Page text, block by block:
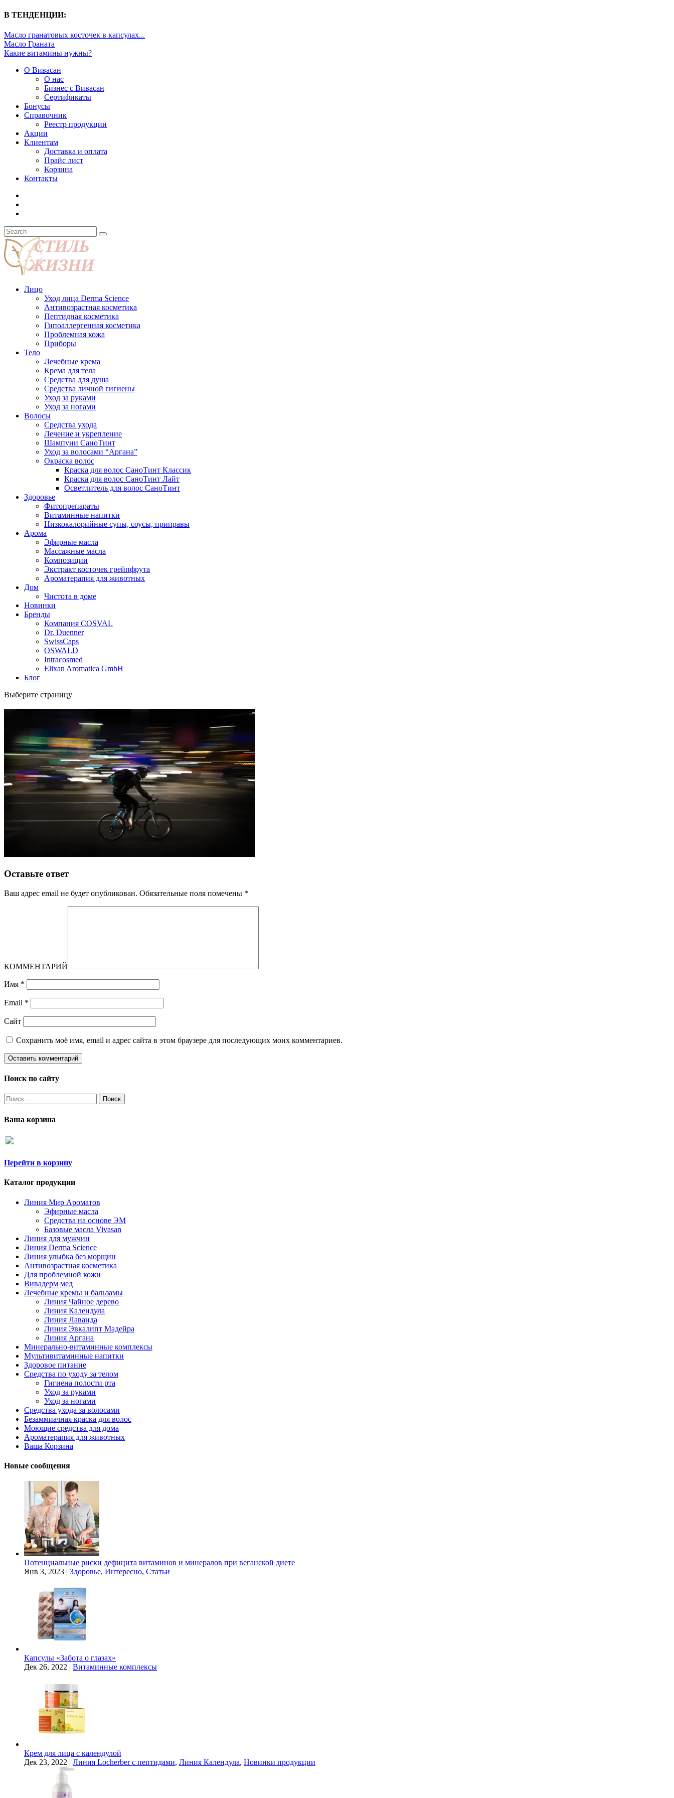
В ТЕНДЕНЦИИ:
Масло гранатовых косточек в капсулах...
Масло Граната
Какие витамины нужны?
О Вивасан
О нас
Бизнес с Вивасан
Сертификаты
Бонусы
Справочник
Реестр продукции
Акции
Клиентам
Доставка и оплата
Прайс лист
Корзина
Контакты
Лицо
Уход лица Derma Science
Антивозрастная косметика
Пептидная косметика
Гипоаллергенная косметика
Проблемная кожа
Приборы
Тело
Лечебные крема
Крема для тела
Средства для душа
Средства личной гигиены
Уход за руками
Уход за ногами
Волосы
Средства ухода
Лечение и укрепление
Шампуни СаноТинт
Уход за волосами “Аргана”
Окраска волос
Краска для волос СаноТинт Классик
Краска для волос СаноТинт Лайт
Осветлитель для волос СаноТинт
Здоровье
Фитопрепараты
Витаминные напитки
Низкокалорийные супы, соусы, приправы
Арома
Эфирные масла
Массажные масла
Композиции
Экстракт косточек грейпфрута
Ароматерапия для животных
Дом
Чистота в доме
Новинки
Бренды
Компания COSVAL
Dr. Duenner
SwissCaps
OSWALD
Intracosmed
Elixan Aromatica GmbH
Блог
Выберите страницу
Оставьте ответ
Ваш адрес email не будет опубликован. Обязательные поля помечены *
КОММЕНТАРИЙ
Имя *
Email *
Сайт
Сохранить моё имя, email и адрес сайта в этом браузере для последующих моих комментариев.
Поиск по сайту
Найти:
Ваша корзина
Перейти в корзину
Каталог продукции
Линия Мир Ароматов
Эфирные масла
Средства на основе ЭМ
Базовые масла Vivasan
Линия для мужчин
Линия Derma Science
Линия улыбка без морщин
Антивозрастная косметика
Для проблемной кожи
Вивадерм мед
Лечебные кремы и бальзамы
Линия Чайное дерево
Линия Календула
Линия Лаванда
Линия Эвкалипт Мадейра
Линия Аргана
Минерально-витаминные комплексы
Мультивитаминные напитки
Здоровое питание
Средства по уходу за телом
Гигиена полости рта
Уход за руками
Уход за ногами
Средства ухода за волосами
Безаммиачная краска для волос
Моющие средства для дома
Ароматерапия для животных
Ваша Корзина
Новые сообщения
Потенциальные риски дефицита витаминов и минералов при веганской диете
Янв 3, 2023 | Здоровье, Интересно, Статьи
Капсулы «Забота о глазах»
Дек 26, 2022 | Витаминные комплексы
Крем для лица с календулой
Дек 23, 2022 | Линия Locherber с пептидами, Линия Календула, Новинки продукции